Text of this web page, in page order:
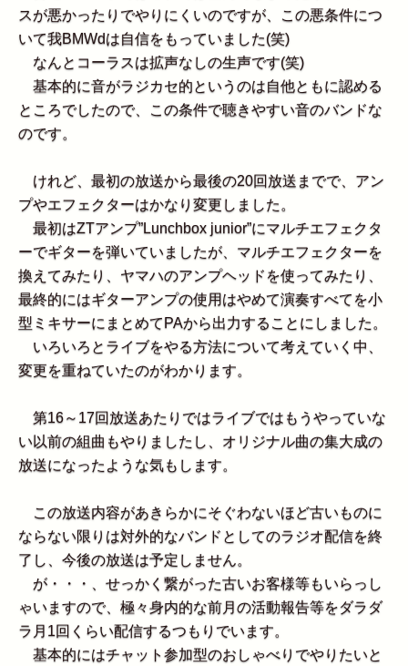
スが悪かったりでやりにくいのですが、この悪条件につ
いて我BMWdは自信をもっていました(笑)
なんとコーラスは拡声なしの生声です(笑)
基本的に音がラジカセ的というのは自他ともに認める
ところでしたので、この条件で聴きやすい音のバンドな
のです。
けれど、最初の放送から最後の20回放送までで、アン
プやエフェクターはかなり変更しました。
最初はZTアンプ”Lunchbox junior”にマルチエフェクタ
ーでギターを弾いていましたが、マルチエフェクターを
換えてみたり、ヤマハのアンプヘッドを使ってみたり、
最終的にはギターアンプの使用はやめて演奏すべてを小
型ミキサーにまとめてPAから出力することにしました。
いろいろとライブをやる方法について考えていく中、
変更を重ねていたのがわかります。
第16～17回放送あたりではライブではもうやっていな
い以前の組曲もやりましたし、オリジナル曲の集大成の
放送になったような気もします。
この放送内容があきらかにそぐわないほど古いものに
ならない限りは対外的なバンドとしてのラジオ配信を終
了し、今後の放送は予定しません。
が・・・、せっかく繋がった古いお客様等もいらっし
ゃいますので、極々身内的な前月の活動報告等をダラダ
ラ月1回くらい配信するつもりでいます。
基本的にはチャット参加型のおしゃべりでやりたいと